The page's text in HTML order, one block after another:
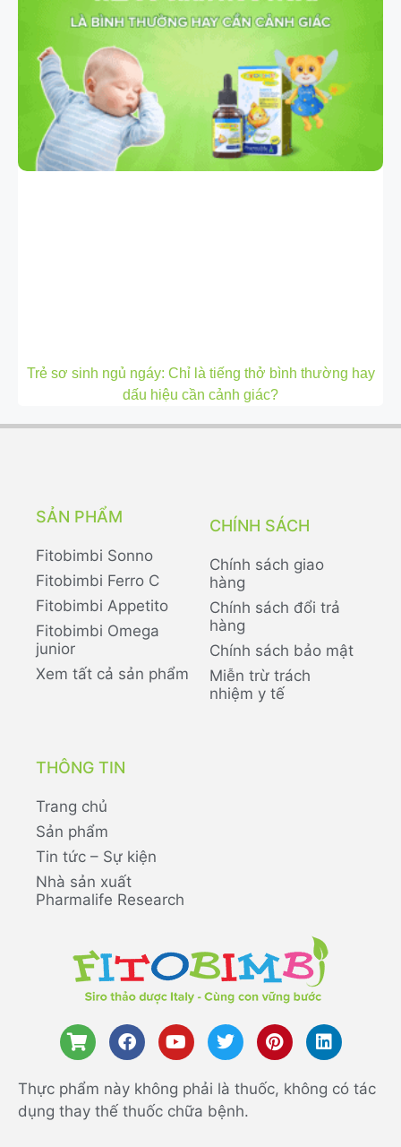
Trẻ sơ sinh ngủ ngáy: Chỉ là tiếng thở bình thường hay
dấu hiệu cần cảnh giác?
SẢN PHẨM
Fitobimbi Sonno
Fitobimbi Ferro C
Fitobimbi Appetito
Fitobimbi Omega
junior
Xem tất cả sản phẩm
CHÍNH SÁCH
Chính sách giao
hàng
Chính sách đổi trả
hàng
Chính sách bảo mật
Miễn trừ trách
nhiệm y tế
THÔNG TIN
Trang chủ
Sản phẩm
Tin tức – Sự kiện
Nhà sản xuất
Pharmalife Research
Thực phẩm này không phải là thuốc, không có tác
dụng thay thế thuốc chữa bệnh.